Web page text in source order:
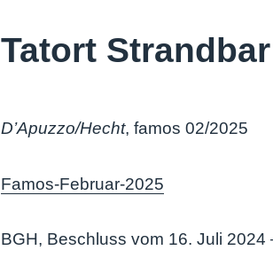
Tatort Strandbar
D’Apuzzo/Hecht, famos 02/2025
Famos-Februar-2025
BGH, Beschluss vom 16. Juli 2024